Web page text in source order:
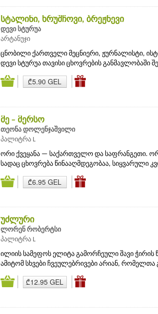
სტალინი, ხრუშჩოვი, ბრეჟნევი
დევი სტურუა
არტანუჯი
ცნობილი ქართველი მეცნიერი, ჟურნალისტი,
დევი სტურუა თავისი ცხოვრების განმავლობაში
₾5.90 GEL
მე – მერსო
თეონა დოლენჯაშვილი
პალიტრა L
ორი ქვეყანა — საქართველო და საფრანგეთი.
სადაც ცხოვრება წინააღმდეგობაა, სიყვარული
₾6.95 GEL
უძლური
ლორენ რობერტსი
პალიტრა L
ილიის სამეფოს ელიტა გამორჩეული შავი ჭირის
ამიტომ სხვები ჩვეულებრივები არიან, რომელთა
₾12.95 GEL